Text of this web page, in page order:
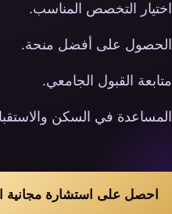
اختيار التخصص المناسب.
الحصول على أفضل منحة.
متابعة القبول الجامعي.
المساعدة في السكن
احصل على استشارة مجانية